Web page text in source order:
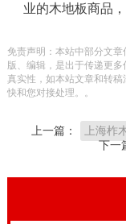
业的木地板商品
维护保养健身运
商品的使用期限
大家往往挑选实
能够 打磨抛光翻
免责声明：本站中部分文
版、编辑，是出于传递更
真实性，如本站文章和转
快和您对接处理。。
上一篇：
上海柞
下一